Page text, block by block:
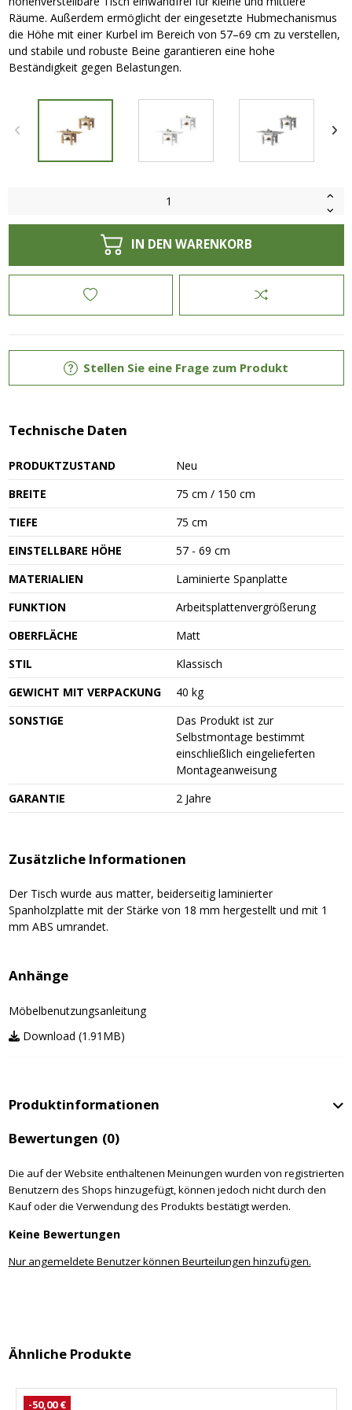
Räume. Außerdem ermöglicht der eingesetzte Hubmechanismus
die Höhe mit einer Kurbel im Bereich von 57–69 cm zu verstellen,
und stabile und robuste Beine garantieren eine hohe
Beständigkeit gegen Belastungen.
IN DEN WARENKORB
Stellen Sie eine Frage zum Produkt
Technische Daten
PRODUKTZUSTAND
Neu
BREITE
75 cm / 150 cm
TIEFE
75 cm
EINSTELLBARE HÖHE
57 - 69 cm
MATERIALIEN
Laminierte Spanplatte
FUNKTION
Arbeitsplattenvergrößerung
OBERFLÄCHE
Matt
STIL
Klassisch
GEWICHT MIT VERPACKUNG
40 kg
SONSTIGE
Das Produkt ist zur
Selbstmontage bestimmt
einschließlich eingelieferten
Montageanweisung
GARANTIE
2 Jahre
Zusätzliche Informationen
Der Tisch wurde aus matter, beiderseitig laminierter
Spanholzplatte mit der Stärke von 18 mm hergestellt und mit 1
mm ABS umrandet.
Anhänge
Möbelbenutzungsanleitung
Download (1.91MB)
Produktinformationen
Bewertungen (0)
Die auf der Website enthaltenen Meinungen wurden von registrierten
Benutzern des Shops hinzugefügt, können jedoch nicht durch den
Kauf oder die Verwendung des Produkts bestätigt werden.
Keine Bewertungen
Nur angemeldete Benutzer können Beurteilungen hinzufügen.
Ähnliche Produkte
-50,00 €